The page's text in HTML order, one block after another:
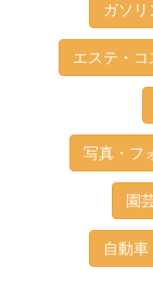
ガソリ
エステ・
写真・フ
園
自動